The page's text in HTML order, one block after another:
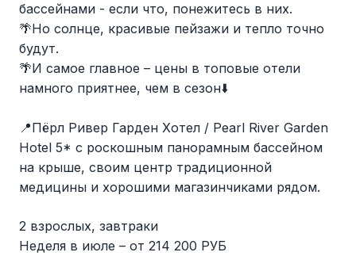
бассейнами - если что, понежитесь в них.
🌴Но солнце, красивые пейзажи и тепло точно
будут.
🌴И самое главное – цены в топовые отели
намного приятнее, чем в сезон⬇️
📍Пёрл Ривер Гарден Хотел / Pearl River Garden
Hotel 5* с роскошным панорамным бассейном
на крыше, своим центр традиционной
медицины и хорошими магазинчиками рядом.
2 взрослых, завтраки
Неделя в июле – от 214 200 РУБ